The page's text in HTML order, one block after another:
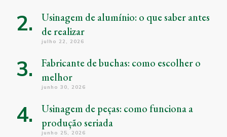
Usinagem de alumínio: o que saber antes
de realizar
julho 22, 2026
Fabricante de buchas: como escolher o
melhor
junho 30, 2026
Usinagem de peças: como funciona a
produção seriada
junho 25, 2026